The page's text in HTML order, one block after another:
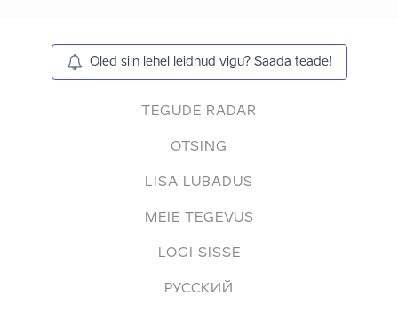
Oled siin lehel leidnud vigu? Saada teade!
TEGUDE RADAR
OTSING
LISA LUBADUS
MEIE TEGEVUS
LOGI SISSE
РУССКИЙ